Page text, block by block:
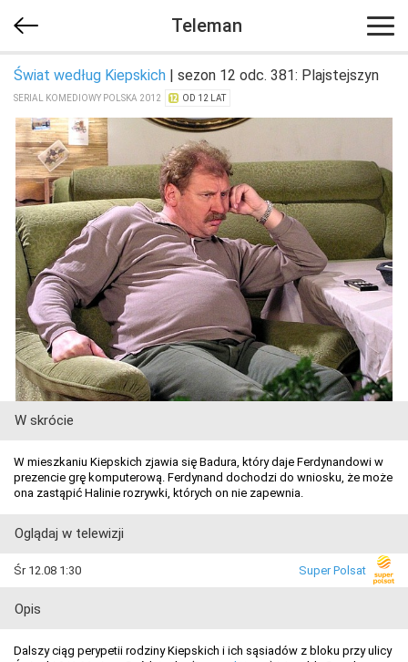
Teleman
Świat według Kiepskich | sezon 12 odc. 381: Plajstejszyn
SERIAL KOMEDIOWY POLSKA 2012 OD 12 LAT
W skrócie
W mieszkaniu Kiepskich zjawia się Badura, który daje Ferdynandowi w
prezencie grę komputerową. Ferdynand dochodzi do wniosku, że może
ona zastąpić Halinie rozrywki, których on nie zapewnia.
Oglądaj w telewizji
Śr 12.08 1:30 Super Polsat
Opis
Dalszy ciąg perypetii rodziny Kiepskich i ich sąsiadów z bloku przy ulicy